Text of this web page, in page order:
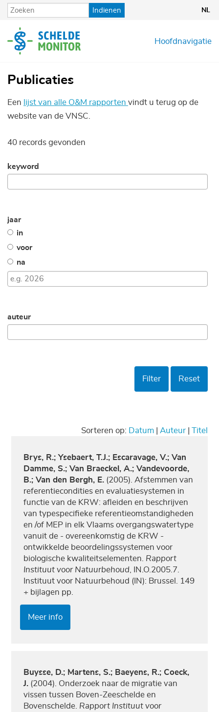
Overslaan
en
de
inhoud
Indienen NL
Hoofdnavigatie
Publicaties
Een lijst van alle O&M rapporten vindt u terug op de
website van de VNSC.
40 records gevonden
keyword
jaar
in
voor
na
auteur
Filter Reset
Sorteren op: Datum| Auteur| Titel
Brys, R.; Ysebaert, T.J.; Escaravage, V.; Van
Damme, S.; Van Braeckel, A.; Vandevoorde,
B.; Van den Bergh, E. (2005). Afstemmen van
referentiecondities en evaluatiesystemen in
functie van de KRW: afleiden en beschrijven
van typespecifieke referentieomstandigheden
en /of MEP in elk Vlaams overgangswatertype
vanuit de - overeenkomstig de KRW -
ontwikkelde beoordelingssystemen voor
biologische kwaliteitselementen. Rapport
Instituut voor Natuurbehoud , IN.O.2005.7.
Instituut voor Natuurbehoud (IN): Brussel. 149
+ bijlagen pp.
Meer info
Buysse, D.; Martens, S.; Baeyens, R.; Coeck,
J. (2004). Onderzoek naar de migratie van
vissen tussen Boven-Zeeschelde en
Bovenschelde. Rapport Instituut voor